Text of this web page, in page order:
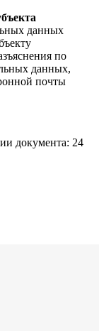
данных
по
данных,
почты
документа: 24